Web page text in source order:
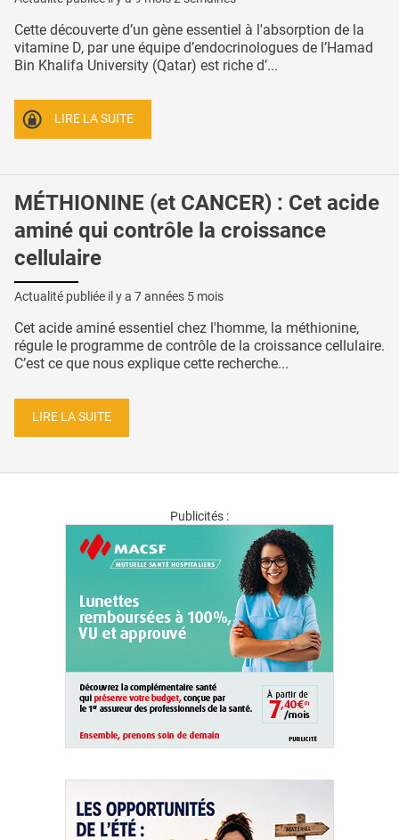
Cette découverte d’un gène essentiel à l'absorption de la
vitamine D, par une équipe d’endocrinologues de l’Hamad
Bin Khalifa University (Qatar) est riche d’...
LIRE LA SUITE
MÉTHIONINE (et CANCER) : Cet acide
aminé qui contrôle la croissance
cellulaire
Actualité publiée il y a 7 années 5 mois
Cet acide aminé essentiel chez l'homme, la méthionine,
régule le programme de contrôle de la croissance cellulaire.
C’est ce que nous explique cette recherche...
LIRE LA SUITE
Publicités :